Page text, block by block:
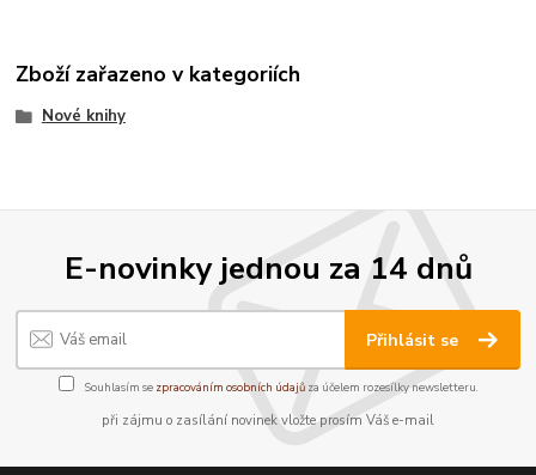
Zboží zařazeno v kategoriích
Nové knihy
E-novinky jednou za 14 dnů
Přihlásit se
Souhlasím se zpracováním osobních údajůza účelem rozesílky newsletteru.
při zájmu o zasílání novinek vložte prosím Váš e-mail